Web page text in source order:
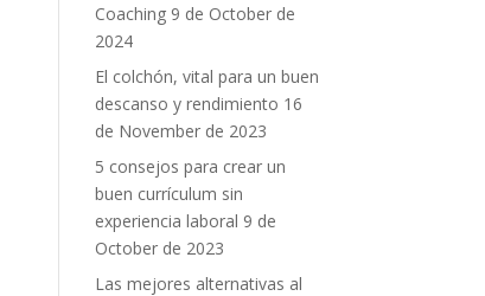
Coaching 9 de October de
2024
El colchón, vital para un buen
descanso y rendimiento 16
de November de 2023
5 consejos para crear un
buen currículum sin
experiencia laboral 9 de
October de 2023
Las mejores alternativas al